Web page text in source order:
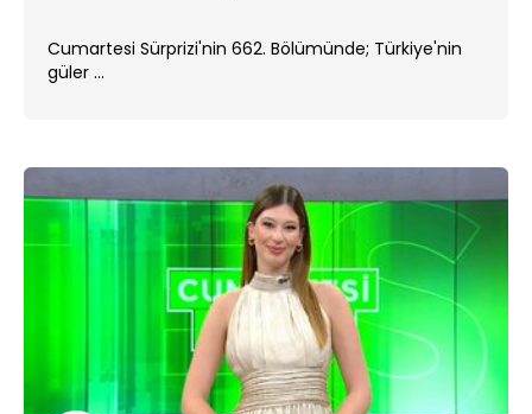
Cumartesi Sürprizi'nin 662. Bölümünde; Türkiye'nin
güler ...